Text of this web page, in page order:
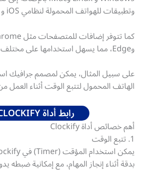
وتطبيقات للهواتف المحمولة لنظامي iOS و Android.
وEdge، مما يسهل استخدامها على مختلف الأجهزة والمنصات.
على سبيل المثال، يمكن لمصمم جرافيك
الهاتف المحمول لتتبع الوقت أثناء العمل
رابط أداة CLOCKIFY
أهم خصائص أداة Clockify
1. تتبع الوقت
بدقة أثناء إنجاز المهام، مع إمكانية ضبطه